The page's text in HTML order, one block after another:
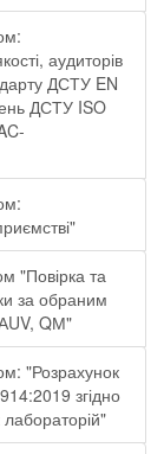
аудиторів
ДСТУ EN
ДСТУ ISO
"Повірка та
за обраним
QМ"
"Розрахунок
згідно